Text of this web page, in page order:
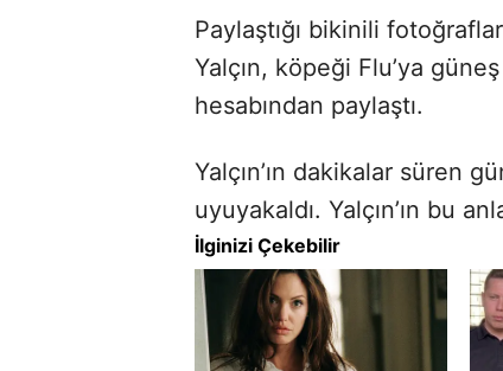
Paylaştığı bikinili
Yalçın, köpeği Flu’ya
hesabından paylaştı.
Yalçın’ın dakikalar süren
uyuyakaldı. Yalçın’ın bu